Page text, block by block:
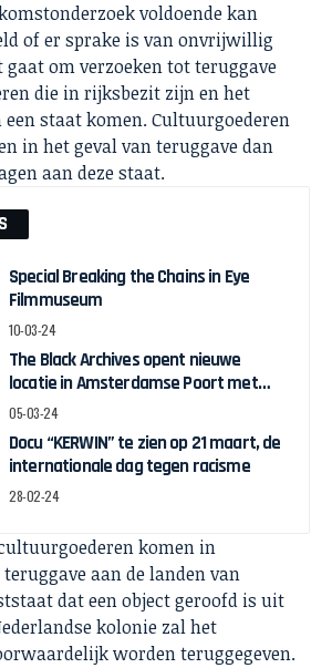
voldoende kan
of er sprake is van onvrijwillig
gaat om verzoeken tot teruggave
die in rijksbezit zijn en het
een staat komen. Cultuurgoederen
in het geval van teruggave dan
aan deze staat.
Special Breaking the Chains in Eye
Filmmuseum
10-03-24
The Black Archives opent nieuwe
locatie in Amsterdamse Poort met
pop-up expo over Ghanese
05-03-24
Docu “KERWIN” te zien op 21 maart, de
internationale dag tegen racisme
28-02-24
komen in
aan de landen van
dat een object geroofd is uit
kolonie zal het
worden teruggegeven.